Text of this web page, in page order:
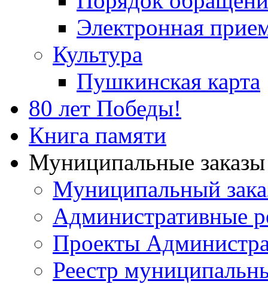
Электронная
Культура
Пушкинская карта
80 лет Победы!
Книга памяти
Муниципальные
Муниципальный
Административные
Проекты
Реестр